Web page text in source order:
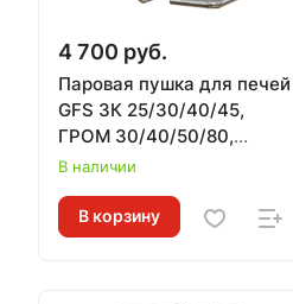
4 700 руб.
Паровая пушка для печей
GFS ЗК 25/30/40/45,
ГРОМ 30/40/50/80,
комплект УРАГАН, нижний
В наличии
В корзину